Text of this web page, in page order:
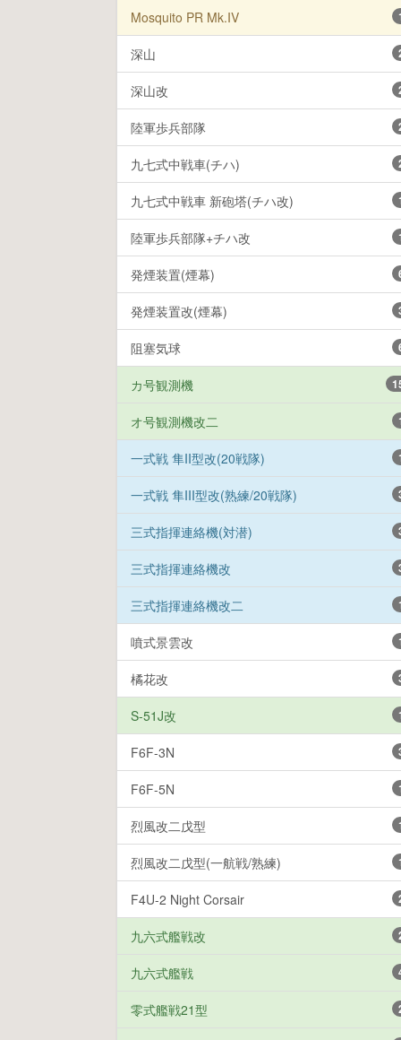
Mosquito PR Mk.IV
深山
深山改
陸軍歩兵部隊
九七式中戦車(チハ)
九七式中戦車 新砲塔(チハ改)
陸軍歩兵部隊+チハ改
発煙装置(煙幕)
発煙装置改(煙幕)
阻塞気球
カ号観測機
オ号観測機改二
一式戦 隼II型改(20戦隊)
一式戦 隼III型改(熟練/20戦隊)
三式指揮連絡機(対潜)
三式指揮連絡機改
三式指揮連絡機改二
噴式景雲改
橘花改
S-51J改
F6F-3N
F6F-5N
烈風改二戊型
烈風改二戊型(一航戦/熟練)
F4U-2 Night Corsair
九六式艦戦改
九六式艦戦
零式艦戦21型